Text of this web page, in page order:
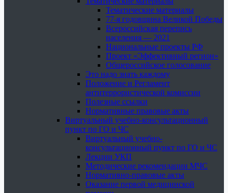
Тематические материалы
77-я годовщина Великой Победы
Всероссийская перепись
населения — 2021
Национальные проекты РФ
Проект «Эффективный регион»
Общероссийское голосование
Это надо знать каждому
Положение и Регламент
антитеррористической комиссии
Полезные ссылки
Нормативные правовые акты
Виртуальный учебно-консультационный
пункт по ГО и ЧС
Виртуальный учебно-
консультационный пункт по ГО и ЧС
Лекции УКП
Методические рекомендации МЧС
Нормативно-правовые акты
Оказание первой медицинской